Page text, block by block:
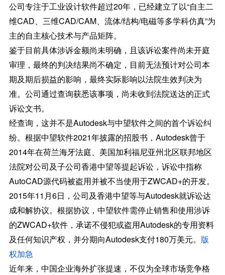
公司专注于工业设计软件超过20年，已经建立了以“自主二
维CAD、三维CAD/CAM、流体/结构/电磁等多学科仿真”为
主的自主核心技术与产品矩阵。
鉴于目前具体涉诉金额尚未明确，且该诉讼案件尚未开庭
审理，最终的判决结果尚不确定，目前无法预计对公司本
期及期后损益的影响，最终实际影响以法院生效判决为
准。公司通过查询获悉该事项，尚未收到法院送达的正式
诉讼文书。
经查询，这并不是Autodesk与中望软件之间的首个诉讼纠
纷。根据中望软件2021年披露的招股书，Autodesk曾于
2014年在荷兰海牙法庭、美国加利福尼亚州北区联邦地区
法院对公司及子公司香港中望等提起诉讼，诉讼中指称
AutoCAD源代码被盗用并被不当使用于ZWCAD+的开发。
2015年11月6日，公司及香港中望等与Autodesk就诉讼达
成和解协议。根据协议，中望软件需停止销售和使用涉诉
的ZWCAD+软件，承诺不侵犯或盗用Autodesk的专用资料
及任何知识产权，并分期向Autodesk支付180万美元。 版
权加急
近年来，中国企业海外扩张提速，不仅为全球市场竞争格